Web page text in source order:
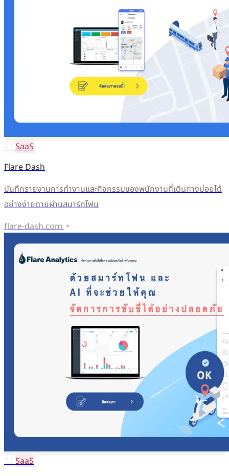
SaaS
Flare Dash
บันทึกรายงานการทำงานและกิจกรรมของพนักงานที่เดินทางบ่อยได้
อย่างง่ายดายผ่านสมาร์ทโฟน
flare-dash.com
SaaS